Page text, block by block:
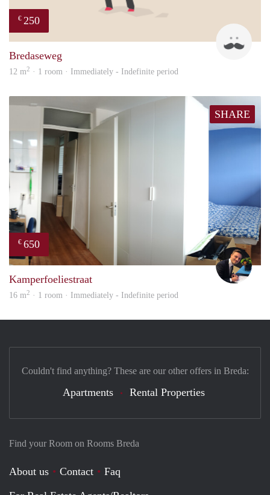
€ 250
Bredaseweg
12 m2 · 1 room · Immediately - Indefinite period
SHARE
€ 650
Kamperfoeliestraat
16 m2 · 1 room · Immediately - Indefinite period
Find your Room on Rooms Breda
About us Contact
Faq
Couldn't find anything? These are our other offers in Breda:
Apartments Rental Properties